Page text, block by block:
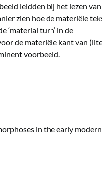
leidden bij het lezen
zien hoe de materiële
‘material turn’ in de
de materiële kant van
voorbeeld.
in the early